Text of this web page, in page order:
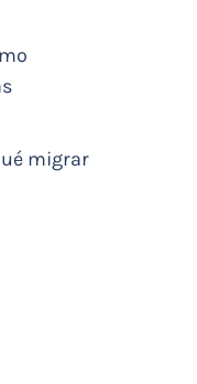
migrar